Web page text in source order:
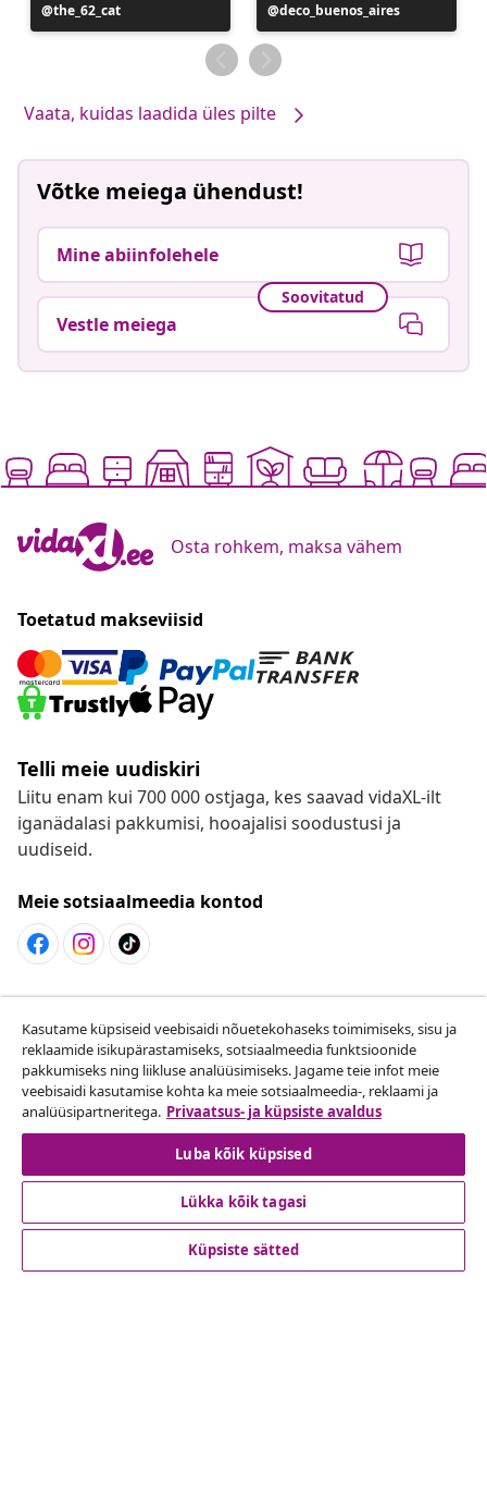
Postitus
avaldatud
the_62_cat
Postitus
avaldatud
deco_buenos_aires
Vaata, kuidas laadida üles pilte
Võtke meiega ühendust!
Mine abiinfolehele
Soovitatud
Vestle meiega
Osta rohkem, maksa vähem
Toetatud makseviisid
Telli meie uudiskiri
Liitu enam kui 700 000 ostjaga, kes saavad vidaXL-ilt
iganädalasi pakkumisi, hooajalisi soodustusi ja
uudiseid.
Meie sotsiaalmeedia kontod
Lepingust taganemine
Esita oma tellimuse kohta tagastamissoov.
Lepingust taganemine
Klienditeenindus
Kasutame küpsiseid veebisaidi nõuetekohaseks toimimiseks, sisu ja
reklaamide isikupärastamiseks, sotsiaalmeedia funktsioonide
pakkumiseks ning liikluse analüüsimiseks. Jagame teie infot meie
veebisaidi kasutamise kohta ka meie sotsiaalmeedia-, reklaami ja
analüüsipartneritega. Privaatsus- ja küpsiste avaldus
Luba kõik küpsised
Lükka kõik tagasi
Küpsiste sätted